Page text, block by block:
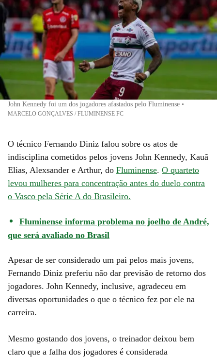
John Kennedy foi um dos jogadores afastados pelo Fluminense •
MARCELO GONÇALVES / FLUMINENSE FC
O técnico Fernando Diniz falou sobre os atos de
indisciplina cometidos pelos jovens John Kennedy, Kauã
Elias, Alexsander e Arthur, do Fluminense. O quarteto
levou mulheres para concentração antes do duelo contra
o Vasco pela Série A do Brasileiro.
Fluminense informa problema no joelho de André,
que será avaliado no Brasil
Apesar de ser considerado um pai pelos mais jovens,
Fernando Diniz preferiu não dar previsão de retorno dos
jogadores. John Kennedy, inclusive, agradeceu em
diversas oportunidades o que o técnico fez por ele na
carreira.
Mesmo gostando dos jovens, o treinador deixou bem
claro que a falha dos jogadores é considerada